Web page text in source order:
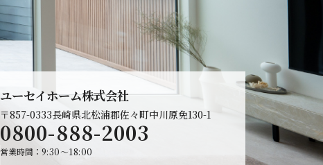
2025年
2024年
ユーセイホーム株式会社
〒857-0333長崎県北松浦郡佐々町中川原免130-1
0800-888-2003
営業時間
9:30～18:00